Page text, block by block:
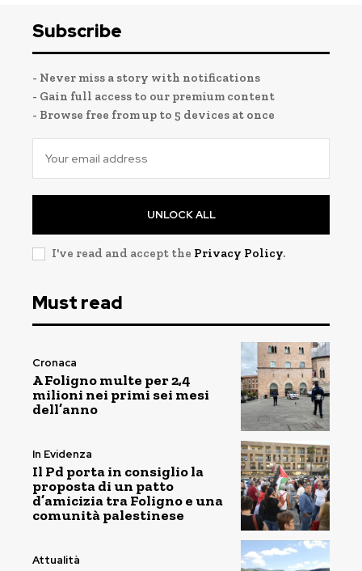
Subscribe
- Never miss a story with notifications
- Gain full access to our premium content
- Browse free from up to 5 devices at once
UNLOCK ALL
I've read and accept the Privacy Policy.
Must read
Cronaca
A Foligno multe per 2,4
milioni nei primi sei mesi
dell’anno
In Evidenza
Il Pd porta in consiglio la
proposta di un patto
d’amicizia tra Foligno e una
comunità palestinese
Attualità